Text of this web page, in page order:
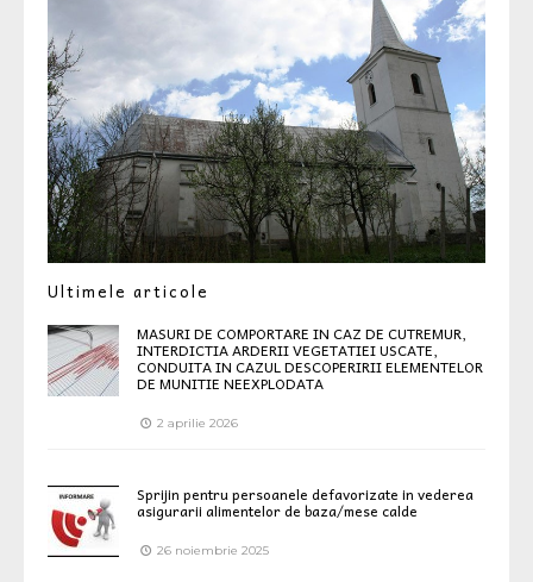
Ultimele articole
MASURI DE COMPORTARE IN CAZ DE CUTREMUR,
INTERDICTIA ARDERII VEGETATIEI USCATE,
CONDUITA IN CAZUL DESCOPERIRII ELEMENTELOR
DE MUNITIE NEEXPLODATA
2 aprilie 2026
Sprijin pentru persoanele defavorizate in vederea
asigurarii alimentelor de baza/mese calde
26 noiembrie 2025